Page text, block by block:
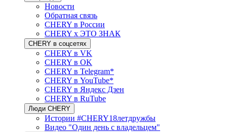
Новости
Обратная связь
CHERY в России
CHERY x ЭТО ЗНАК
CHERY в соцсетях
CHERY в VK
CHERY в OK
CHERY в Telegram*
CHERY в YouTube*
CHERY в Яндекс Дзен
CHERY в RuTube
Люди CHERY
Истории #CHERY18летдружбы
Видео "Один день с владельцем"